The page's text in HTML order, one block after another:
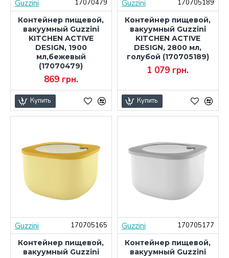
Guzzini
17070479
Контейнер пищевой,
вакуумный Guzzini
KITCHEN ACTIVE
DESIGN, 1900
мл,бежевый
(17070479)
869 грн.
Купить
Guzzini
170705189
Контейнер пищевой,
вакуумный Guzzini
KITCHEN ACTIVE
DESIGN, 2800 мл,
голубой (170705189)
1 079 грн.
Купить
Guzzini
170705165
Контейнер пищевой,
вакуумный Guzzini
Guzzini
170705177
Контейнер пищевой,
вакуумный Guzzini